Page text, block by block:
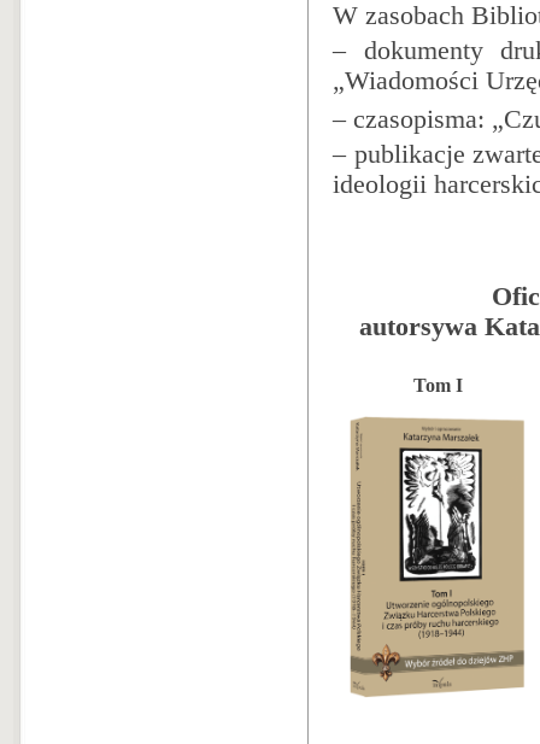
W zasobach
–
dokumenty
„Wiadomości
– czasopisma:
– publikacje
ideologii
autorsywa
Tom I